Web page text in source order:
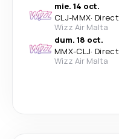
mie. 14 oct.
CLJ-MMX· Direct
Wizz Air Malta
dum. 18 oct.
MMX-CLJ· Direct
Wizz Air Malta